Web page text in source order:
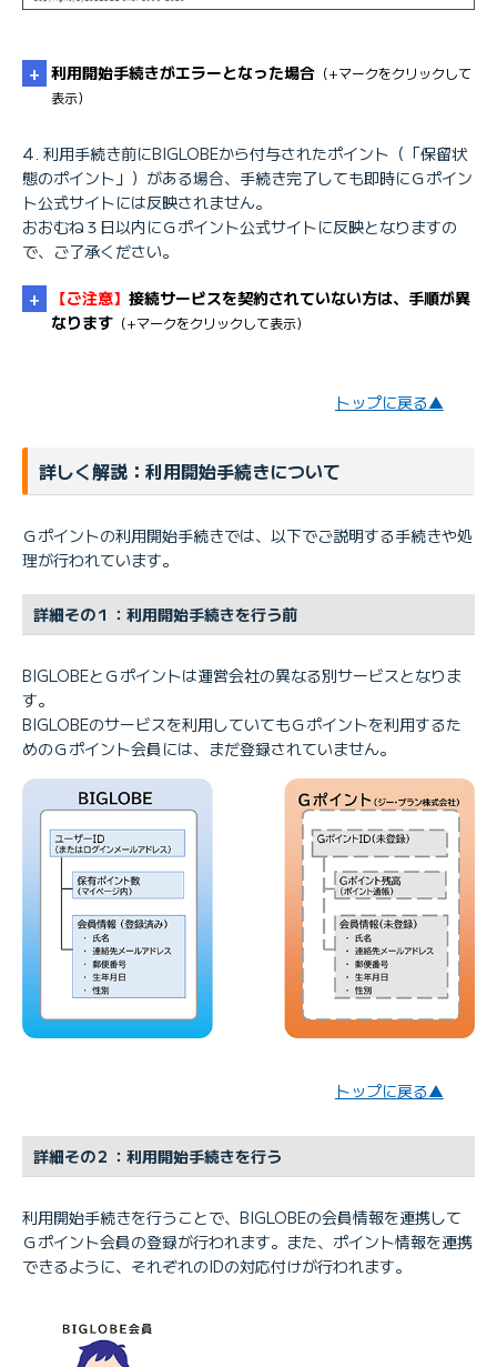
利用開始手続きがエラーとなった場合 （+マークをクリックして
表示）
ようにできますか
利用手続き前にBIGLOBEから付与されたポイント（「保留状
態のポイント」）がある場合、手続き完了しても即時にＧポイン
ト公式サイトには反映されません。
おおむね３日以内にＧポイント公式サイトに反映となりますの
で、ご了承ください。
【ご注意】 接続サービスを契約されていない方は、手順が異
なります （+マークをクリックして表示）
トップに戻る▲
詳しく解説：利用開始手続きについて
Ｇポイントの利用開始手続きでは、以下でご説明する手続きや処
理が行われています。
詳細その１：利用開始手続きを行う前
BIGLOBEとＧポイントは運営会社の異なる別サービスとなりま
す。
BIGLOBEのサービスを利用していてもＧポイントを利用するた
めのＧポイント会員には、まだ登録されていません。
トップに戻る▲
詳細その２：利用開始手続きを行う
利用開始手続きを行うことで、BIGLOBEの会員情報を連携して
Ｇポイント会員の登録が行われます。また、ポイント情報を連携
できるように、それぞれのIDの対応付けが行われます。